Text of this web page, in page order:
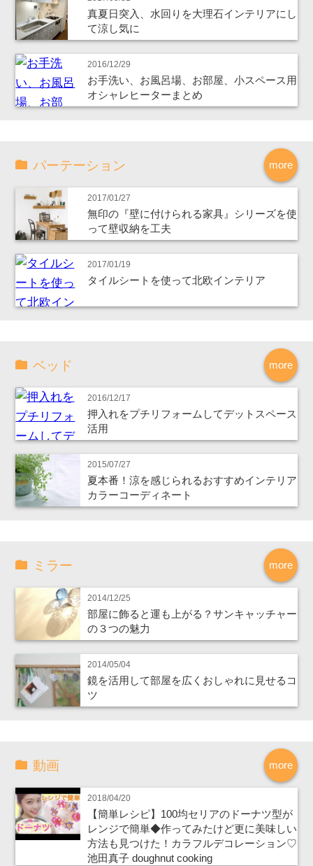
真夏日突入、水回りを大理石インテリアにし
て涼し気に
2016/12/29
お手洗い、お風呂場、お部屋、小スペース用
オシャレヒーターまとめ
more
パーテーション
2017/01/27
無印の『壁に付けられる家具』シリーズを使
って壁収納を工夫
2017/01/19
タイルシートを使って北欧インテリア
more
ベッド
2016/12/17
押入れをプチリフォームしてデットスペース
活用
2015/07/27
夏本番！涼を感じられるおすすめインテリア
カラーコーディネート
more
ミラー
2014/12/25
部屋に飾ると運も上がる？サンキャッチャー
の３つの魅力
2014/05/04
鏡を活用して部屋を広くおしゃれに見せるコ
ツ
more
動画
2018/04/20
【簡単レシピ】100均セリアのドーナツ型が
レンジで簡単◆作ってみたけど更に美味しい
方法も見つけた！カラフルデコレーション♡
池田真子 doughnut cooking